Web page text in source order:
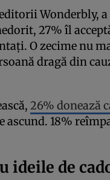
Wonderbly,
27% îl
O zecime nu
dragă din
26% donează
ascund. 18%
ideile de